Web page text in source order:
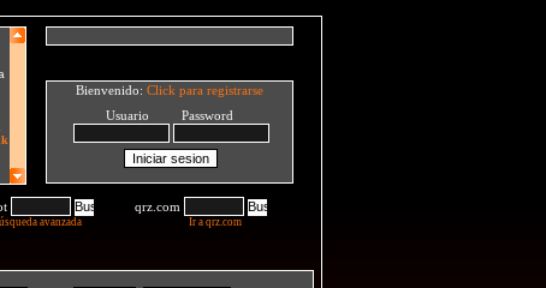
Bienvenido: Click para registrarse
Usuario Password
avanzada
qrz.com
Ir a qrz.com